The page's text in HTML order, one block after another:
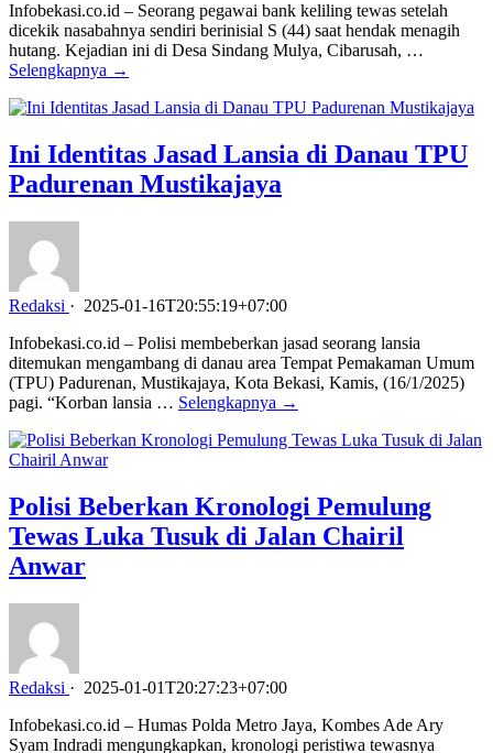
Infobekasi.co.id – Seorang pegawai bank keliling tewas setelah
dicekik nasabahnya sendiri berinisial S (44) saat hendak menagih
hutang. Kejadian ini di Desa Sindang Mulya, Cibarusah, …
Selengkapnya →
Ini Identitas Jasad Lansia di Danau TPU
Padurenan Mustikajaya
Redaksi · 2025-01-16T20:55:19+07:00
Infobekasi.co.id – Polisi membeberkan jasad seorang lansia
ditemukan mengambang di danau area Tempat Pemakaman Umum
(TPU) Padurenan, Mustikajaya, Kota Bekasi, Kamis, (16/1/2025)
pagi. “Korban lansia … Selengkapnya →
Polisi Beberkan Kronologi Pemulung
Tewas Luka Tusuk di Jalan Chairil
Anwar
Redaksi · 2025-01-01T20:27:23+07:00
Infobekasi.co.id – Humas Polda Metro Jaya, Kombes Ade Ary
Syam Indradi mengungkapkan, kronologi peristiwa tewasnya